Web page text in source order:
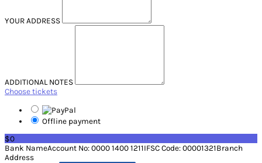
YOUR ADDRESS
ADDITIONAL NOTES
Choose tickets
Offline payment
$0
Bank NameAccount No: 0000 1400 1211IFSC Code: 00001321Branch
Address